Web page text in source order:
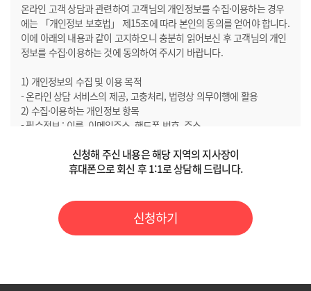
온라인 고객 상담과 관련하여 고객님의 개인정보를 수집·이용하는 경우
에는 「개인정보 보호법」 제15조에 따라 본인의 동의를 얻어야 합니다.
이에 아래의 내용과 같이 고지하오니 충분히 읽어보신 후 고객님의 개인
정보를 수집·이용하는 것에 동의하여 주시기 바랍니다.
1) 개인정보의 수집 및 이용 목적
- 온라인 상담 서비스의 제공, 고충처리, 법령상 의무이행에 활용
2) 수집·이용하는 개인정보 항목
- 필수정보 : 이름, 이메일주소, 핸드폰 번호, 주소
- 온라인 상담 신청일로부터 1개월까지
4) 거부권 및 거부 시 불이익
로, 동의하지 않으실 경우 상담 신청이 불가함을 알려드립니다.
위 개인정보 중 필수적 정보의 수집/이용에 관한 동의는 온라인 상담 제
신청해 주신 내용은 해당 지역의 지사장이
휴대폰으로 회신 후 1:1로 상담해 드립니다.
신청하기